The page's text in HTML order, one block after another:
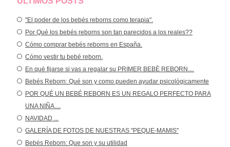
"El poder de los bebés reborns como terapia".
Por Qué los bebés reborns son tan parecidos a los reales??
Cómo comprar bebés reborns en España.
Cómo vestir tu bebé reborn.
En què fijarse si vas a regalar su PRIMER BEBÈ REBORN....
Bebés Reborn: Qué son y como pueden ayudar psicológicamente
POR QUÉ UN BEBÉ REBORN ES UN REGALO PERFECTO PARA
UNA NIÑA....
NAVIDAD ...
GALERÍA DE FOTOS DE NUESTRAS "PEQUE-MAMIS"
Bebés Reborn: Que son y su utilidad